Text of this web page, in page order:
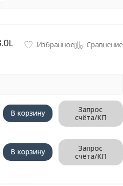
Избранное Сравнение
В корзину
Запрос
счёта/КП
В корзину
Запрос
счёта/КП